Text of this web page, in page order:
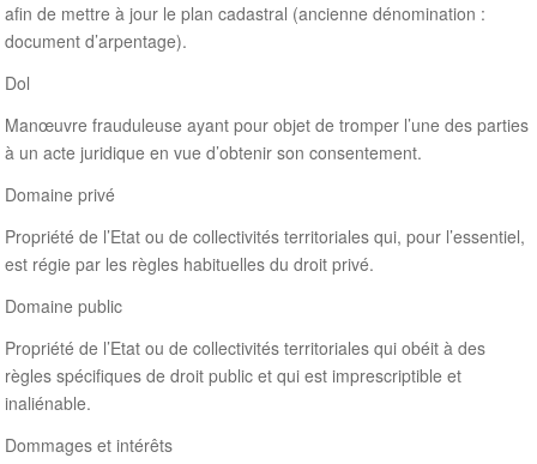
afin de mettre à jour le plan cadastral (ancienne dénomination :
document d’arpentage).
Dol
Manœuvre frauduleuse ayant pour objet de tromper l’une des parties
à un acte juridique en vue d’obtenir son consentement.
Domaine privé
Propriété de l’Etat ou de collectivités territoriales qui, pour l’essentiel,
est régie par les règles habituelles du droit privé.
Domaine public
Propriété de l’Etat ou de collectivités territoriales qui obéit à des
règles spécifiques de droit public et qui est imprescriptible et
inaliénable.
Dommages et intérêts